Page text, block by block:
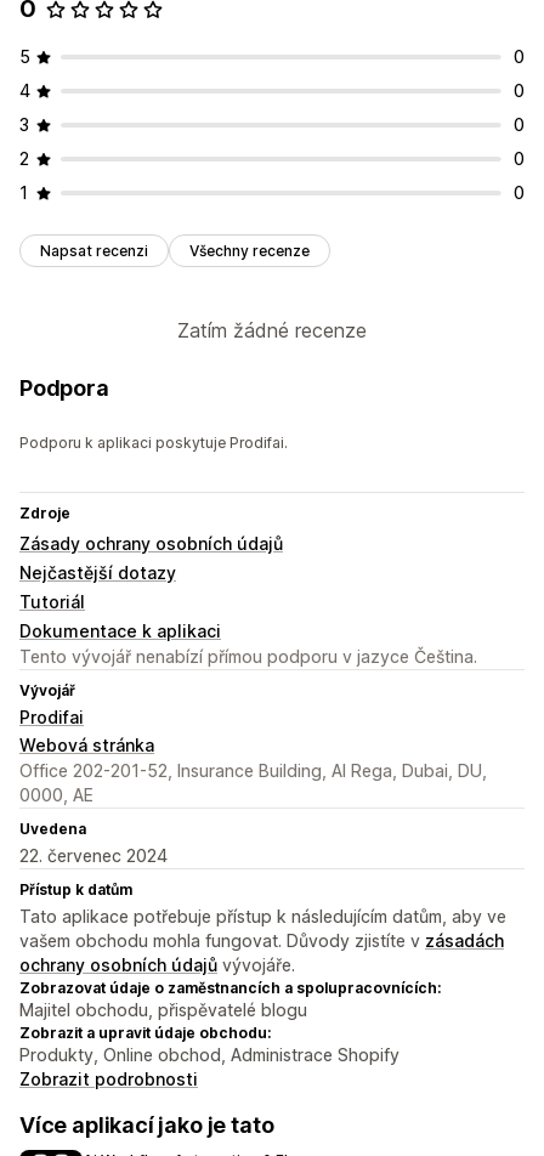
0
5
0
4
0
3
0
2
0
1
0
Napsat recenzi Všechny recenze
Zatím žádné recenze
Podpora
Podporu k aplikaci poskytuje Prodifai.
Zdroje
Zásady ochrany osobních údajů
Nejčastější dotazy
Tutoriál
Dokumentace k aplikaci
Tento vývojář nenabízí přímou podporu v jazyce Čeština.
Vývojář
Prodifai
Webová stránka
Office 202-201-52, Insurance Building, Al Rega, Dubai, DU,
0000, AE
Uvedena
22. červenec 2024
Přístup k datům
Tato aplikace potřebuje přístup k následujícím datům, aby ve
vašem obchodu mohla fungovat. Důvody zjistíte v zásadách
ochrany osobních údajů vývojáře.
Zobrazovat údaje o zaměstnancích a spolupracovnících:
Majitel obchodu, přispěvatelé blogu
Zobrazit a upravit údaje obchodu:
Produkty, Online obchod, Administrace Shopify
Zobrazit podrobnosti
Více aplikací jako je tato